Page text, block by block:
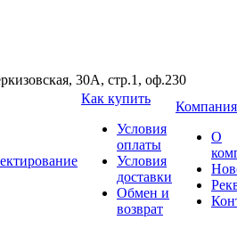
30А, стр.1, оф.230
Как купить
Условия
оплаты
Условия
доставки
Обмен и
возврат
Компания
О